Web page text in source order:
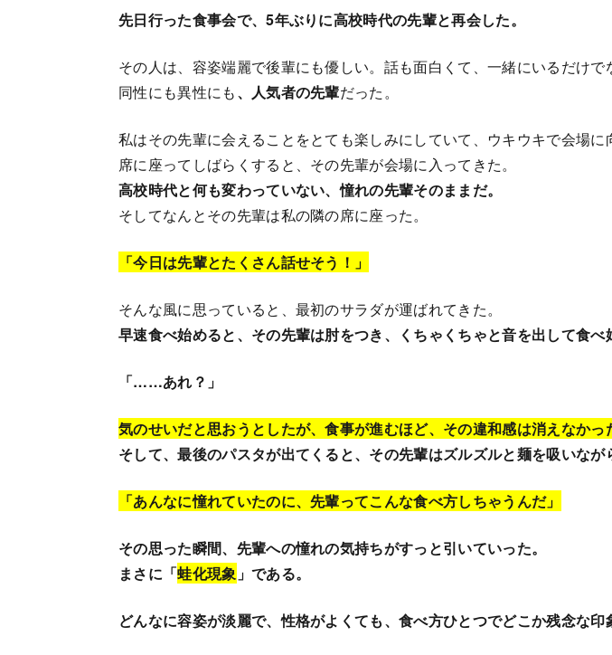
先日行った食事会で、5年ぶりに高校時代の先輩と再会した。
その人は、容姿端麗で後輩にも優しい。話も面白くて、一緒にいるだけで
同性にも異性にも、人気者の先輩だった。
私はその先輩に会えることをとても楽しみにしていて、ウキウキで会場に
席に座ってしばらくすると、その先輩が会場に入ってきた。
高校時代と何も変わっていない、憧れの先輩そのままだ。
そしてなんとその先輩は私の隣の席に座った。
「今日は先輩とたくさん話せそう！」
そんな風に思っていると、最初のサラダが運ばれてきた。
早速食べ始めると、その先輩は肘をつき、くちゃくちゃと音を出して食べ
「……あれ？」
気のせいだと思おうとしたが、食事が進むほど、その違和感は消えなかっ
そして、最後のパスタが出てくると、その先輩はズルズルと麺を吸いなが
「あんなに憧れていたのに、先輩ってこんな食べ方しちゃうんだ」
その思った瞬間、先輩への憧れの気持ちがすっと引いていった。
まさに「蛙化現象 」である。
どんなに容姿が淡麗で、性格がよくても、食べ方ひとつでどこか残念な印